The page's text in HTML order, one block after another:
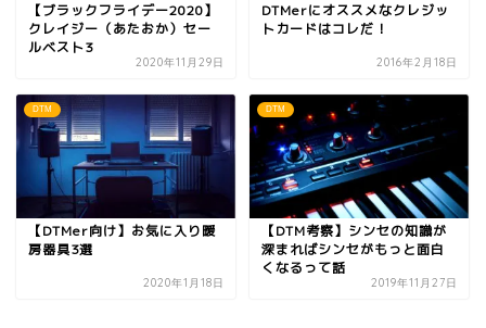
【ブラックフライデー2020】
クレイジー（あたおか）セー
ルベスト3
2020年11月29日
DTMerにオススメなクレジッ
トカードはコレだ！
2016年2月18日
DTM
【DTMer向け】お気に入り暖
房器具3選
2020年1月18日
DTM
【DTM考察】シンセの知識が
深まればシンセがもっと面白
くなるって話
2019年11月27日